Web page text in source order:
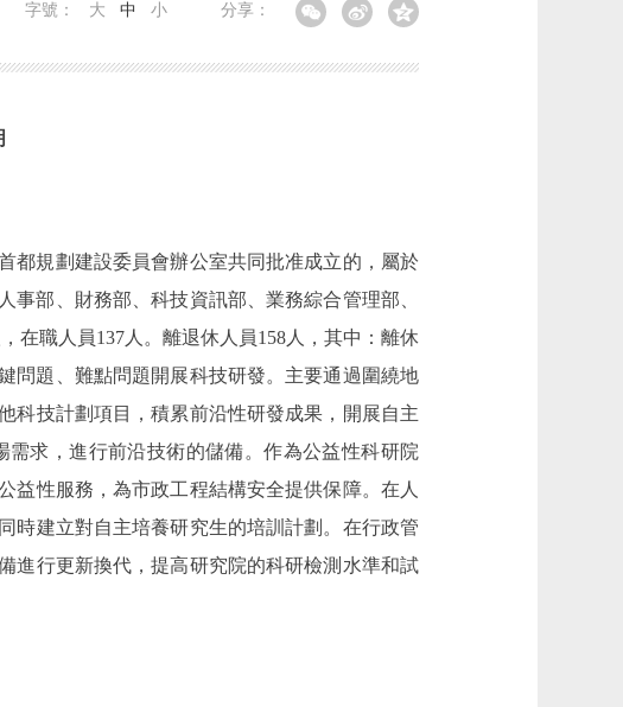
分享：
字號： 大 中 小
規劃建設委員會辦公室共同批准成立的，屬於
部、財務部、科技資訊部、業務綜合管理部、
在職人員137人。離退休人員158人，其中：離休
問題、難點問題開展科技研發。主要通過圍繞地
科技計劃項目，積累前沿性研發成果，開展自主
求，進行前沿技術的儲備。作為公益性科研院
益性服務，為市政工程結構安全提供保障。在人
時建立對自主培養研究生的培訓計劃。在行政管
進行更新換代，提高研究院的科研檢測水準和試